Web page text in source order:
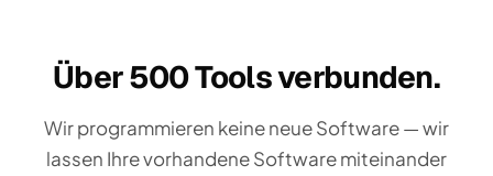
Über 500 Tools verbunden.
Wir programmieren keine neue Software — wir
lassen Ihre vorhandene Software miteinander